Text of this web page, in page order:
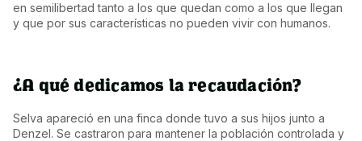
en semilibertad tanto a los que quedan como a los que llegan
y que por sus características no pueden vivir con humanos.
¿A qué dedicamos la recaudación?
Selva apareció en una finca donde tuvo a sus hijos junto a
Denzel. Se castraron para mantener la población controlada y